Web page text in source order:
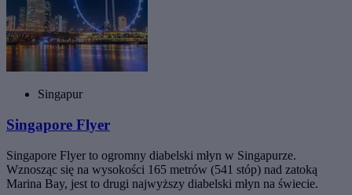
Singapur
Singapore Flyer
Singapore Flyer to ogromny diabelski młyn w Singapurze.
Wznosząc się na wysokości 165 metrów (541 stóp) nad zatoką
Marina Bay, jest to drugi najwyższy diabelski młyn na świecie.